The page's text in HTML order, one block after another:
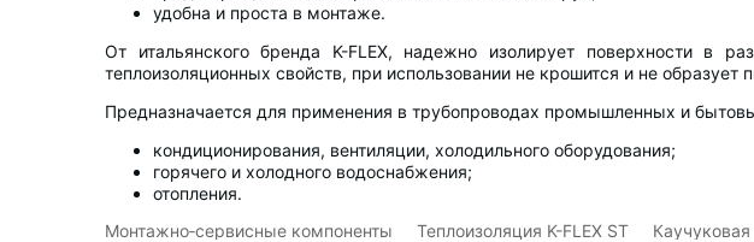
удобна и проста в монтаже.
От итальянского бренда K-FLEX, надежно изолирует поверхности в
теплоизоляционных свойств, при использовании не крошится и не образует
Предназначается для применения в трубопроводах промышленных и
кондиционирования, вентиляции, холодильного оборудования;
горячего и холодного водоснабжения;
отопления.
Монтажно‑сервисные компоненты
Теплоизоляция K-FLEX ST